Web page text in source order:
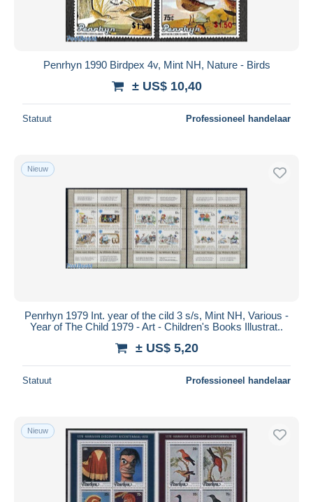
Penrhyn 1990 Birdpex 4v, Mint NH, Nature - Birds
± US$ 10,40
Statuut Professioneel handelaar
Nieuw
Penrhyn 1979 Int. year of the cild 3 s/s, Mint NH, Various -
Year of The Child 1979 - Art - Children's Books Illustrat..
± US$ 5,20
Statuut Professioneel handelaar
Nieuw